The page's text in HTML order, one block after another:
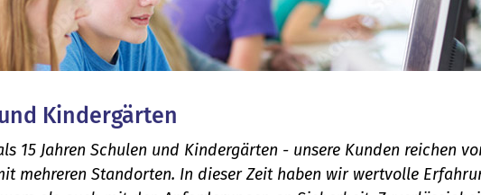
Kindergärten
15 Jahren Schulen und Kindergärten - unsere Kunden reichen
mehreren Standorten. In dieser Zeit haben wir wertvolle